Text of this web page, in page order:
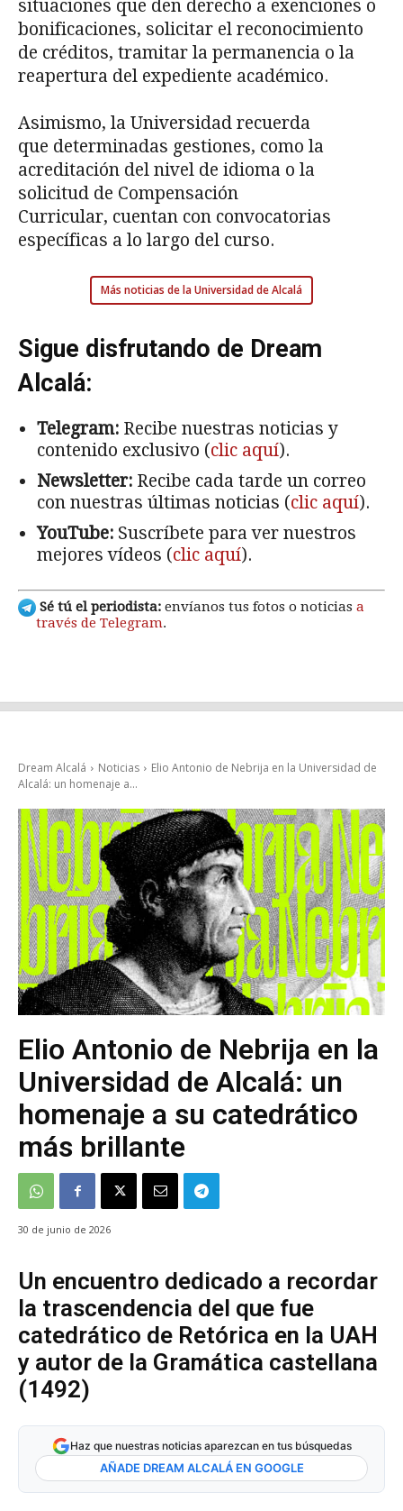
situaciones que den derecho a exenciones o
bonificaciones, solicitar el reconocimiento
de créditos, tramitar la permanencia o la
reapertura del expediente académico.
Asimismo, la Universidad recuerda
que determinadas gestiones, como la
acreditación del nivel de idioma o la
solicitud de Compensación
Curricular, cuentan con convocatorias
específicas a lo largo del curso.
Más noticias de la Universidad de Alcalá
Sigue disfrutando de Dream
Alcalá:
Telegram: Recibe nuestras noticias y
contenido exclusivo (clic aquí).
Newsletter: Recibe cada tarde un correo
con nuestras últimas noticias (clic aquí).
YouTube: Suscríbete para ver nuestros
mejores vídeos (clic aquí).
Sé tú el periodista: envíanos tus fotos o noticias a
través de Telegram.